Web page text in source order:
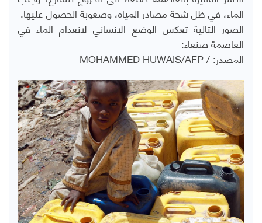
الماء، في ظل شحة مصادر المياه، وصعوبة الحصول عليها.
الصور التالية تعكس الوضع الانساني لانعدام الماء في
العاصمة صنعاء:
المصدر: / MOHAMMED HUWAIS/AFP